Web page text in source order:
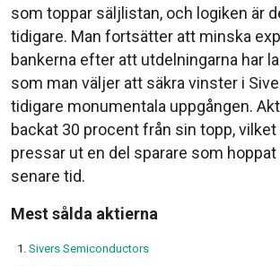
som toppar säljlistan, och logiken är
tidigare. Man fortsätter att minska
bankerna efter att utdelningarna har
som man väljer att säkra vinster i
tidigare monumentala uppgången.
backat 30 procent från sin topp,
pressar ut en del sparare som
senare tid.
Mest sålda aktierna
Sivers Semiconductors